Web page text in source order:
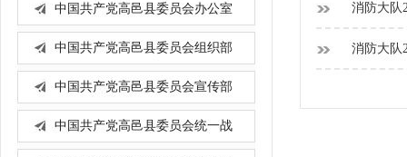
中国共产党高邑县委员会办公室
中国共产党高邑县委员会组织部
中国共产党高邑县委员会宣传部
中国共产党高邑县委员会统一战
消防大队
消防大队